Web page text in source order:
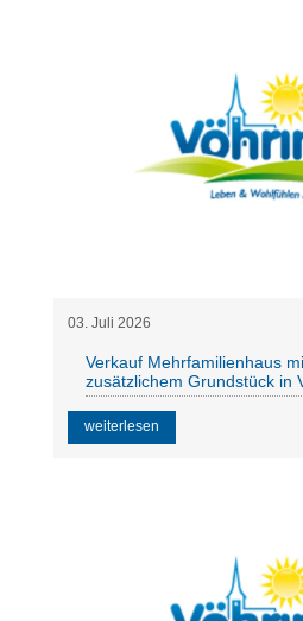
03. Juli 2026
Verkauf Mehrfamilienhaus
zusätzlichem Grundstück in
weiterlesen